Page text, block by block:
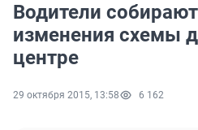
Водители
изменения схемы
центре
29 октября 2015, 13:58 6 162